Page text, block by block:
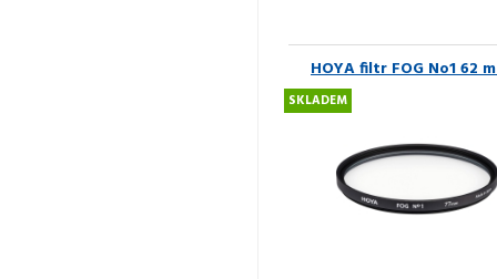
HOYA filtr FOG No1 62
SKLADEM